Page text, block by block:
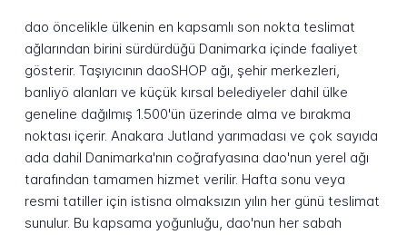
dao öncelikle ülkenin en kapsamlı son nokta teslimat
ağlarından birini sürdürdüğü Danimarka içinde faaliyet
gösterir. Taşıyıcının daoSHOP ağı, şehir merkezleri,
banliyö alanları ve küçük kırsal belediyeler dahil ülke
geneline dağılmış 1.500'ün üzerinde alma ve bırakma
noktası içerir. Anakara Jutland yarımadası ve çok sayıda
ada dahil Danimarka'nın coğrafyasına dao'nun yerel ağı
tarafından tamamen hizmet verilir. Hafta sonu veya
resmi tatiller için istisna olmaksızın yılın her günü teslimat
sunulur. Bu kapsama yoğunluğu, dao'nun her sabah